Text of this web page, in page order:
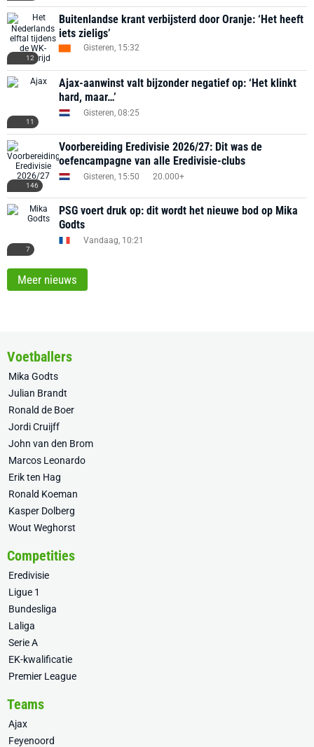
12
Buitenlandse krant verbijsterd door Oranje: ‘Het heeft
iets zieligs’
Gisteren, 15:32
11
Ajax-aanwinst valt bijzonder negatief op: ‘Het klinkt
hard, maar…’
Gisteren, 08:25
146
Voorbereiding Eredivisie 2026/27: Dit was de
oefencampagne van alle Eredivisie-clubs
Gisteren, 15:50 20.000+
7
PSG voert druk op: dit wordt het nieuwe bod op Mika
Godts
Vandaag, 10:21
Meer nieuws
Voetballers
Mika Godts
Julian Brandt
Ronald de Boer
Jordi Cruijff
John van den Brom
Marcos Leonardo
Erik ten Hag
Ronald Koeman
Kasper Dolberg
Wout Weghorst
Competities
Eredivisie
Ligue 1
Bundesliga
Laliga
Serie A
EK-kwalificatie
Premier League
Teams
Ajax
Feyenoord